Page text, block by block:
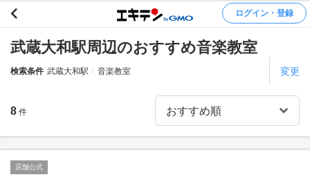
ログイン・登録
武蔵大和駅周辺のおすすめ音楽教室
検索条件 武蔵大和駅 音楽教室 変更
8 件
店舗公式